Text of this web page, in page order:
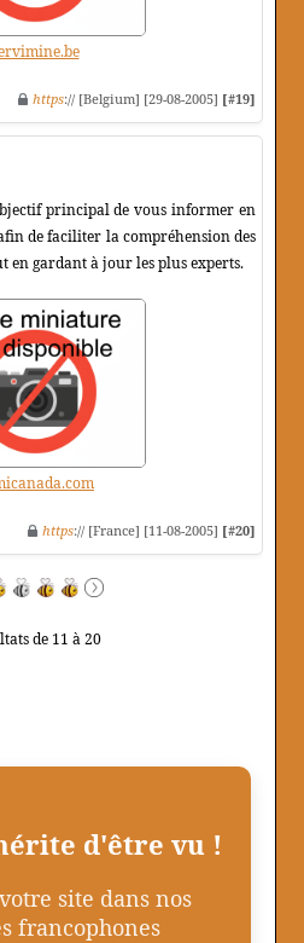
https:// [Belgium] [29-08-2005] [#19]
principal de vous informer en
de faciliter la compréhension des
en gardant à jour les plus experts.
https:// [France] [11-08-2005] [#20]
de 11 à 20
d'être vu !
site dans nos
francophones